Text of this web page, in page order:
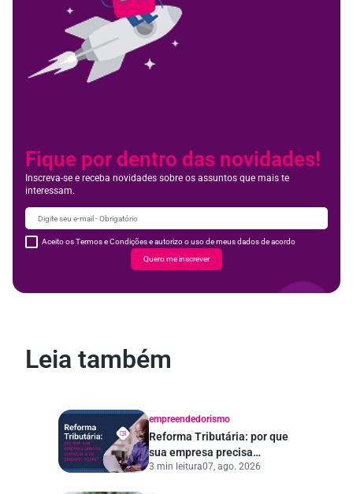
Fique por dentro das novidades!
Inscreva-se e receba novidades sobre os assuntos que mais te
interessam.
Aceito os Termos e Condições e autorizo o uso de meus dados de acordo
Quero me inscrever
Leia também
empreendedorismo
Reforma Tributária: por que
sua empresa precisa
começar a se preparar
3 min leitura07, ago. 2026